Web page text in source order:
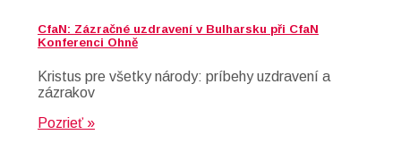
CfaN: Zázračné uzdravení v Bulharsku při CfaN
Konferenci Ohně
Kristus pre všetky národy: príbehy uzdravení a
zázrakov
Pozrieť »